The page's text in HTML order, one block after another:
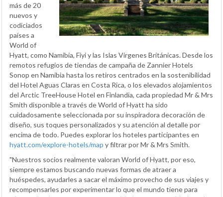
más de 20
nuevos y
codiciados
países a
World of
Hyatt, como Namibia, Fiyi y las Islas Vírgenes Británicas. Desde los
remotos refugios de tiendas de campaña de Zannier Hotels
Sonop en Namibia hasta los retiros centrados en la sostenibilidad
del Hotel Aguas Claras en Costa Rica, o los elevados alojamientos
del Arctic TreeHouse Hotel en Finlandia, cada propiedad Mr & Mrs
Smith disponible a través de World of Hyatt ha sido
cuidadosamente seleccionada por su inspiradora decoración de
diseño, sus toques personalizados y su atención al detalle por
encima de todo. Puedes explorar los hoteles participantes en
hyatt.com/explore-hotels/map y filtrar por Mr & Mrs Smith.
"Nuestros socios realmente valoran World of Hyatt, por eso,
siempre estamos buscando nuevas formas de atraer a
huéspedes, ayudarles a sacar el máximo provecho de sus viajes y
recompensarles por experimentar lo que el mundo tiene para